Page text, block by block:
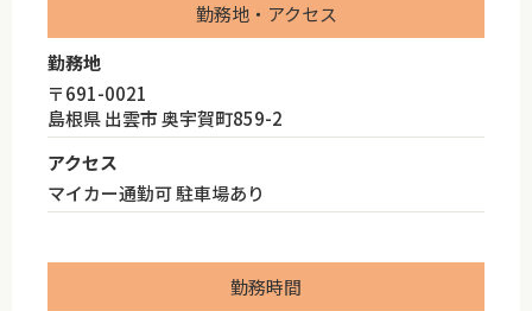
勤務地・アクセス
勤務地
〒691-0021
島根県 出雲市 奥宇賀町859-2
アクセス
マイカー通勤可 駐車場あり
勤務時間